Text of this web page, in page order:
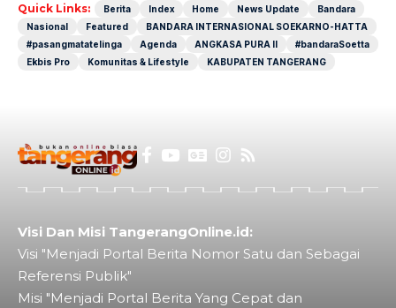
Quick Links: Berita Index Home News Update
Bandara
Nasional
Featured
BANDARA INTERNASIONAL SOEKARNO-HATTA
#pasangmatatelinga
Agenda ANGKASA PURA II
#bandaraSoetta
Ekbis Pro
Komunitas & Lifestyle KABUPATEN TANGERANG
Visi Dan Misi TangerangOnline.id:
Visi "Menjadi Portal Berita Nomor Satu dan Sebagai
Referensi Publik"
Misi "Menjadi Portal Berita Yang Cepat dan